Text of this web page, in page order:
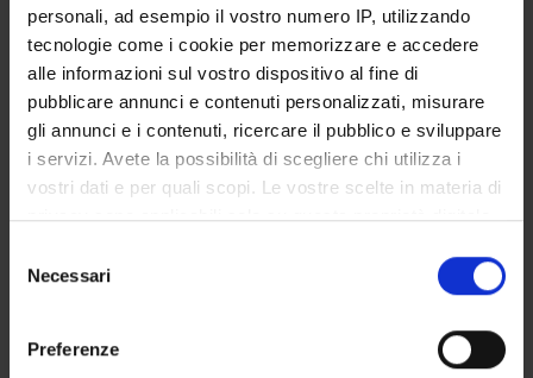
personali, ad esempio il vostro numero IP, utilizzando
tecnologie come i cookie per memorizzare e accedere
alle informazioni sul vostro dispositivo al fine di
pubblicare annunci e contenuti personalizzati, misurare
gli annunci e i contenuti, ricercare il pubblico e sviluppare
i servizi. Avete la possibilità di scegliere chi utilizza i
vostri dati e per quali scopi. Le vostre scelte in materia di
privacy sono applicabili solo su questa proprietà digitale
modificare o revocare il proprio consenso in qualsiasi
momento dalla Dichiarazione sui cookie o facendo clic
delNecessari
Preferenze
LABORATORI DI RICERCA
CENTRI DI RICERCA
BIBLIOTECHE
SPIN OFF E AZIENDE
Persone
Calendario